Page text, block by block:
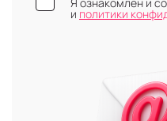
и политики